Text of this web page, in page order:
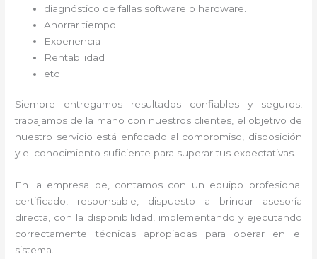
diagnóstico de fallas software o hardware
Ahorrar tiempo
Experiencia
Rentabilidad
etc
Siempre entregamos resultados confiables y seguros,
trabajamos de la mano con nuestros clientes, el objetivo de
nuestro servicio está enfocado al compromiso, disposición
y el conocimiento suficiente para superar tus expectativas.
En la empresa de , contamos con un equipo profesional
certificado, responsable, dispuesto a brindar asesoría
directa, con la disponibilidad, implementando y ejecutando
correctamente técnicas apropiadas para operar en el
sistema.